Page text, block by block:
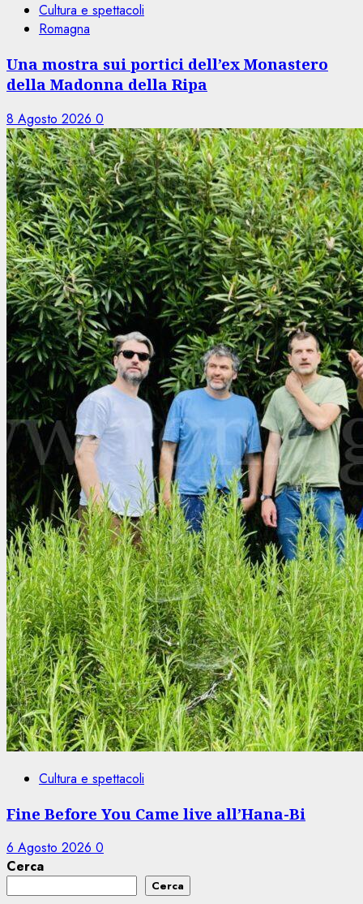
Cultura e spettacoli
Romagna
Una mostra sui portici dell’ex Monastero
della Madonna della Ripa
8 Agosto 2026 0
Cultura e spettacoli
Fine Before You Came live all’Hana-Bi
6 Agosto 2026 0
Cerca
Cerca